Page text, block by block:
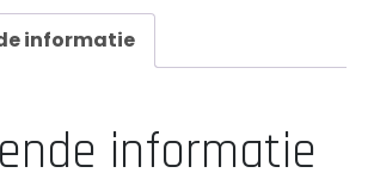
informatie
informatie